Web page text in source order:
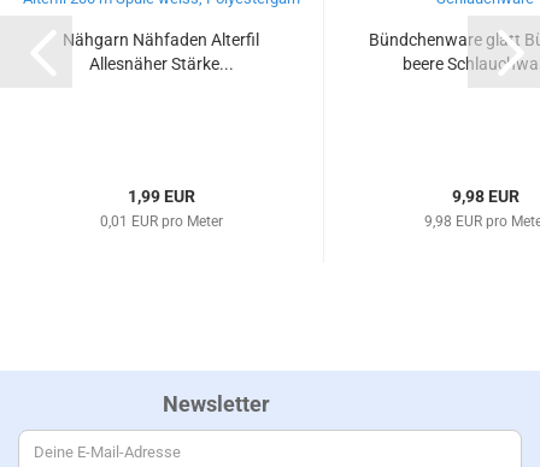
Nähgarn Nähfaden Alterfil
Allesnäher Stärke...
1,99 EUR
0,01 EUR pro Meter
Bündchenware glatt
beere
9,98 EUR
9,98 EUR pro
Newsletter